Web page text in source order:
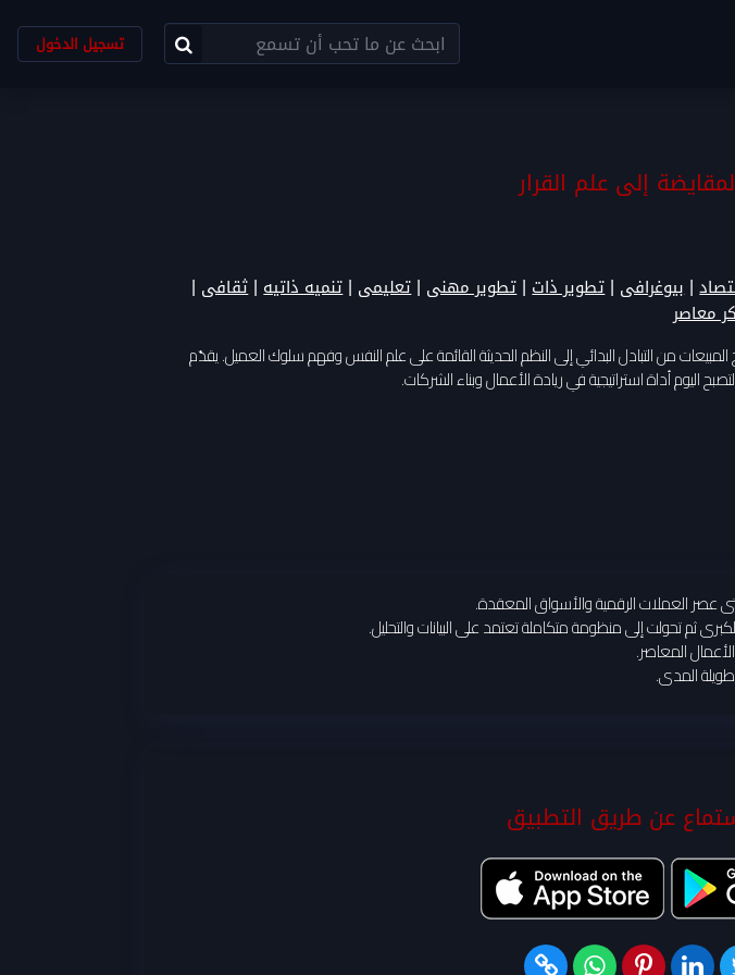
تسجيل الدخول
إلى علم القرار
|بيوغرافى |تطوير ذات|تطوير مهنى |تعليمى |تنميه ذاتيه|ثقافى |
معاصر
من التبادل البدائي إلى النظم الحديثة القائمة على علم النفس وفهم سلوك العميل. يقدّم
اليوم أداة استراتيجية في ريادة الأعمال وبناء الشركات.
العملات الرقمية والأسواق المعقدة.
ثم تحولت إلى منظومة متكاملة تعتمد على البيانات والتحليل.
المعاصر.
المدى.
عن طريق التطبيق